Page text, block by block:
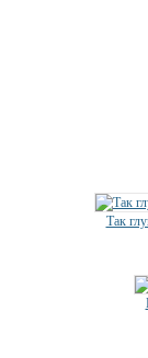
Так